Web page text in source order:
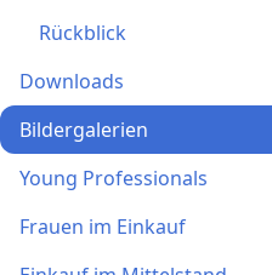
Rückblick
Downloads
Bildergalerien
Young Professionals
Frauen im Einkauf